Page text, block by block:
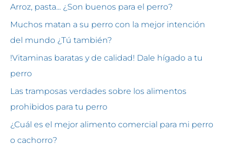
Arroz, pasta... ¿Son buenos para el perro?
Muchos matan a su perro con la mejor intención
del mundo ¿Tú también?
!Vitaminas baratas y de calidad! Dale hígado a tu
perro
Las tramposas verdades sobre los alimentos
prohibidos para tu perro
¿Cuál es el mejor alimento comercial para mi perro
o cachorro?